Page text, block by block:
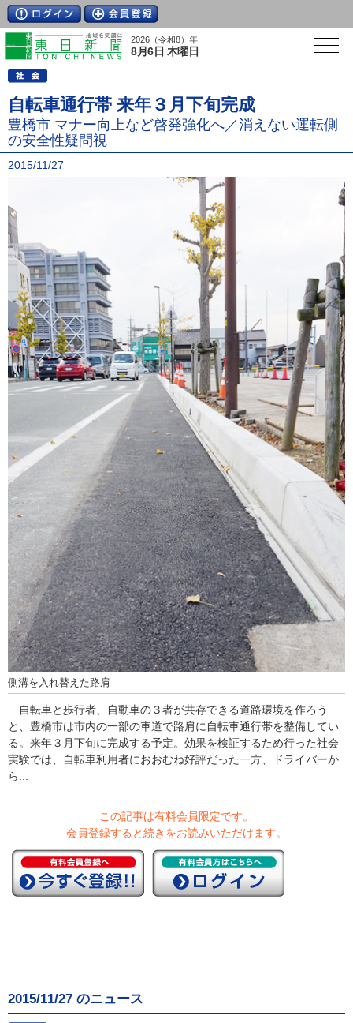
2026（令和8）年
8月6日 木曜日
自転車通行帯 来年３月下旬完成
豊橋市 マナー向上など啓発強化へ／消えない運転側
の安全性疑問視
2015/11/27
側溝を入れ替えた路肩
自転車と歩行者、自動車の３者が共存できる道路環境を作ろう
と、豊橋市は市内の一部の車道で路肩に自転車通行帯を整備してい
る。来年３月下旬に完成する予定。効果を検証するため行った社会
実験では、自転車利用者におおむね好評だった一方、ドライバーか
ら...
この記事は有料会員限定です。
会員登録すると続きをお読みいただけます。
2015/11/27 のニュース